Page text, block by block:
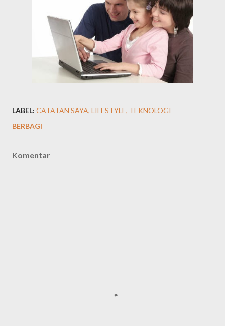
LABEL: CATATAN SAYA LIFESTYLE TEKNOLOGI
BERBAGI
Komentar